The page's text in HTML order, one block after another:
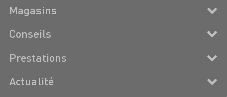
Magasins
Conseils
Prestations
Actualité